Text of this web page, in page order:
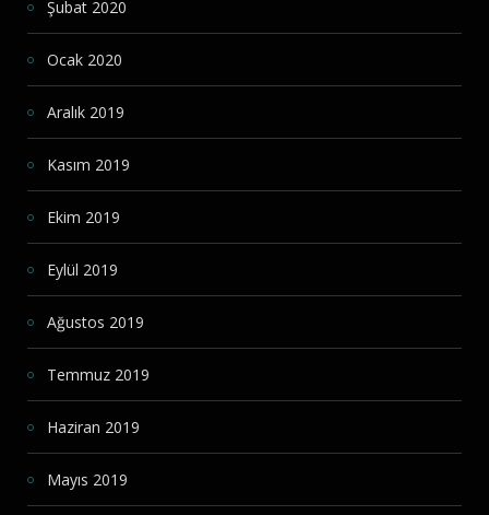
Şubat 2020
Ocak 2020
Aralık 2019
Kasım 2019
Ekim 2019
Eylül 2019
Ağustos 2019
Temmuz 2019
Haziran 2019
Mayıs 2019